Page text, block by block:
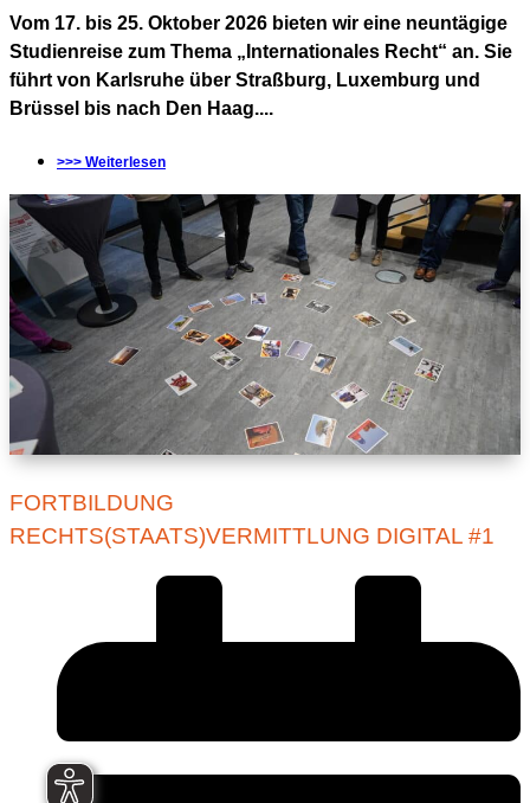
Vom 17. bis 25. Oktober 2026 bieten wir eine neuntägige
Studienreise zum Thema „Internationales Recht“ an. Sie
führt von Karlsruhe über Straßburg, Luxemburg und
Brüssel bis nach Den Haag....
>>> Weiterlesen
FORTBILDUNG
RECHTS(STAATS)VERMITTLUNG DIGITAL #1